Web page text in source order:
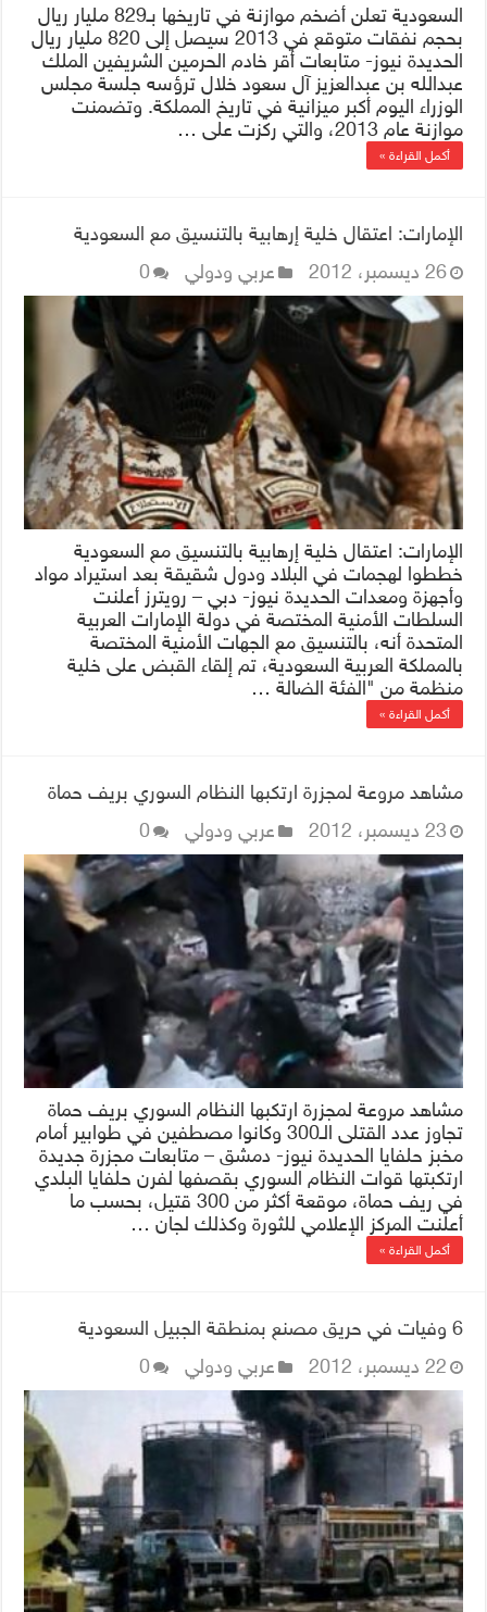
السعودية تعلن أضخم موازنة في تاريخها بـ829 مليار ريال
بحجم نفقات متوقع في 2013 سيصل إلى 820 مليار ريال
الحديدة نيوز- متابعات أقر خادم الحرمين الشريفين الملك
عبدالله بن عبدالعزيز آل سعود خلال ترؤسه جلسة مجلس
الوزراء اليوم أكبر ميزانية في تاريخ المملكة. وتضمنت
موازنة عام 2013، والتي ركزت على …
أكمل القراءة »
الإمارات: اعتقال خلية إرهابية بالتنسيق مع السعودية
26 ديسمبر، 2012
عربي ودولي 0
الإمارات: اعتقال خلية إرهابية بالتنسيق مع السعودية
خططوا لهجمات في البلاد ودول شقيقة بعد استيراد مواد
وأجهزة ومعدات الحديدة نيوز- دبي – رويترز أعلنت
السلطات الأمنية المختصة في دولة الإمارات العربية
المتحدة أنه، بالتنسيق مع الجهات الأمنية المختصة
بالمملكة العربية السعودية، تم إلقاء القبض على خلية
منظمة من "الفئة الضالة …
أكمل القراءة »
مشاهد مروعة لمجزرة ارتكبها النظام السوري بريف حماة
23 ديسمبر، 2012
عربي ودولي 0
مشاهد مروعة لمجزرة ارتكبها النظام السوري بريف حماة
تجاوز عدد القتلى الـ300 وكانوا مصطفين في طوابير أمام
مخبز حلفايا الحديدة نيوز- دمشق – متابعات مجزرة جديدة
ارتكبتها قوات النظام السوري بقصفها لفرن حلفايا البلدي
في ريف حماة، موقعة أكثر من 300 قتيل، بحسب ما
أعلنت المركز الإعلامي للثورة وكذلك لجان …
أكمل القراءة »
6 وفيات في حريق مصنع بمنطقة الجبيل السعودية
22 ديسمبر، 2012
عربي ودولي 0